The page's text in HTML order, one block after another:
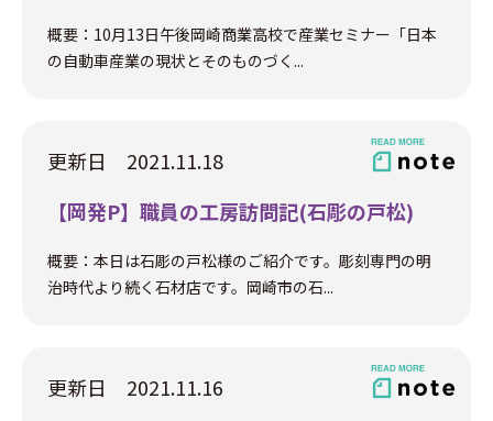
概要：10月13日午後岡崎商業高校で産業セミナー「日本
の自動車産業の現状とそのものづく...
更新日 2021.11.18
【岡発P】職員の工房訪問記(石彫の戸松)
概要：本日は石彫の戸松様のご紹介です。彫刻専門の明
治時代より続く石材店です。岡崎市の石...
更新日 2021.11.16